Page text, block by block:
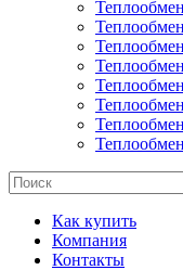
Как купить
Компания
Контакты